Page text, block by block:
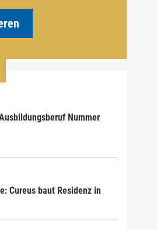
Nummer
Cureus baut Residenz in